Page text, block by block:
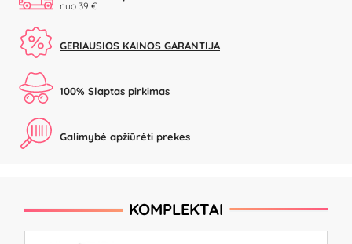
nuo 39 €
GERIAUSIOS KAINOS GARANTIJA
100% Slaptas pirkimas
Galimybė apžiūrėti prekes
KOMPLEKTAI